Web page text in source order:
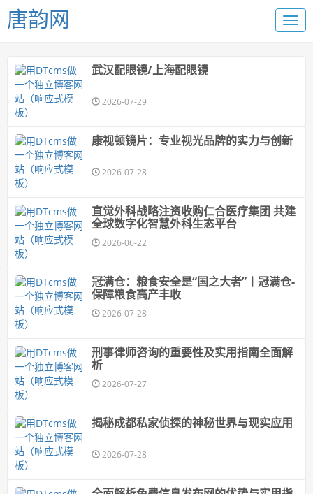
唐韵网
武汉配眼镜/上海配眼镜
2026-07-29
康视顿镜片：专业视光品牌的实力与创新
2026-07-28
直觉外科战略注资收购仁合医疗集团 共建
全球数字化智慧外科生态平台
2026-06-22
冠满仓：粮食安全是“国之大者”丨冠满仓-
保障粮食高产丰收
2026-07-28
刑事律师咨询的重要性及实用指南全面解
析
2026-07-27
揭秘成都私家侦探的神秘世界与现实应用
2026-07-28